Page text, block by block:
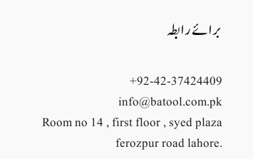
برائے رابطہ
+92-42-37424409
info@batool.com.pk
Room no 14 , first floor , syed plaza
ferozpur road lahore.